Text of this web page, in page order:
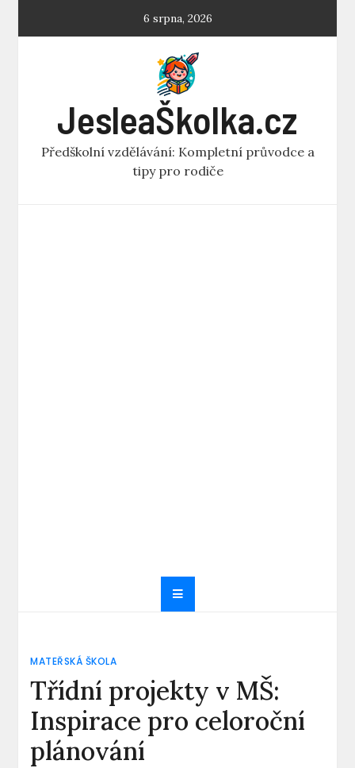
6 srpna, 2026
JesleaŠkolka.cz
Předškolní vzdělávání: Kompletní průvodce a
tipy pro rodiče
MATEŘSKÁ ŠKOLA
Třídní projekty v MŠ:
Inspirace pro celoroční
plánování